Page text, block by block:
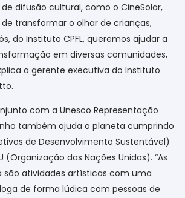
difusão cultural, como o CineSolar,
transformar o olhar de crianças,
do Instituto CPFL, queremos ajudar a
em diversas comunidades,
a gerente executiva do Instituto
com a Unesco Representação
também ajuda o planeta cumprindo
de Desenvolvimento Sustentável)
(Organização das Nações Unidas). “As
são atividades artísticas com uma
de forma lúdica com pessoas de